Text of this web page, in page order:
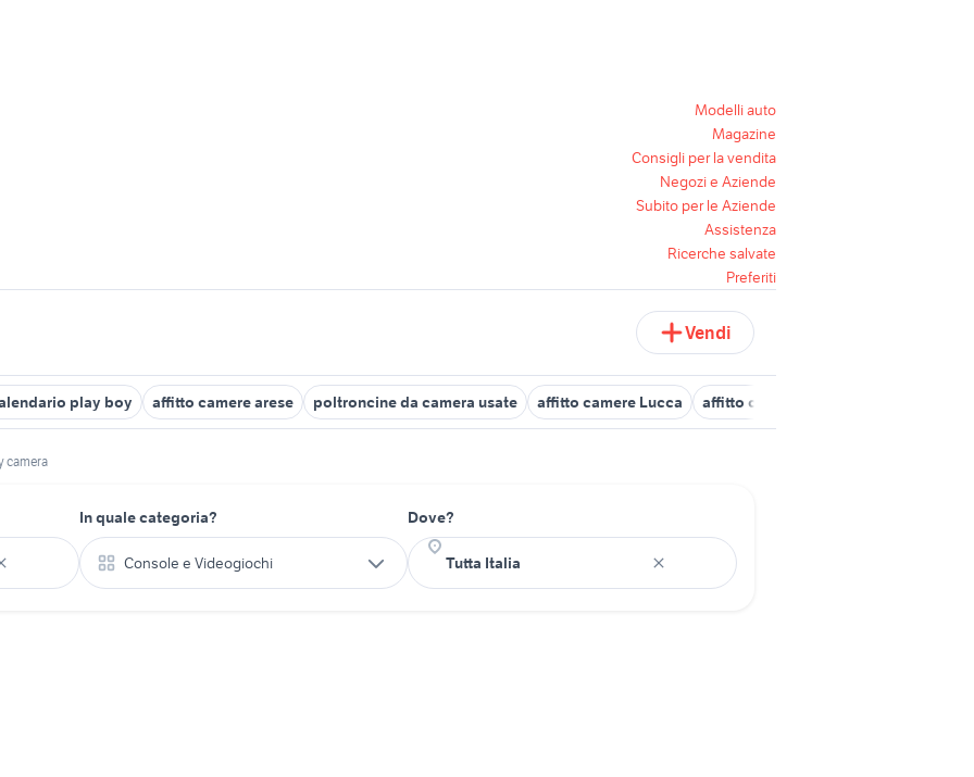
Modelli auto
Magazine
Consigli per la vendita
Negozi e Aziende
Subito per le Aziende
Assistenza
Ricerche salvate
Preferiti
Vendi
play boy affitto camere arese poltroncine da camera usate affitto camere Lucca affitto camere ancona
camera
In quale categoria?
Console e Videogiochi
Dove?